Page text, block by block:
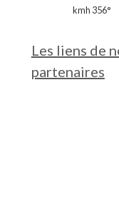
kmh 356°
Les liens de
partenaires